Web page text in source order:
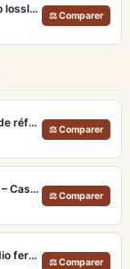
Sonos Ace – Casque ANC premium audio lossless et Dolby Atmos
⚖ Comparer
Audeze LCD-XC – Casque planar fermé de référence pour studio et audiophile
⚖ Comparer
Beyerdynamic DT 770 Pro 80 Ohms Noir – Casque studio fermé pour monitoring précis
⚖ Comparer
Beyerdynamic DT770PRO – Casque studio fermé pour un monitoring précis et isolé
⚖ Comparer